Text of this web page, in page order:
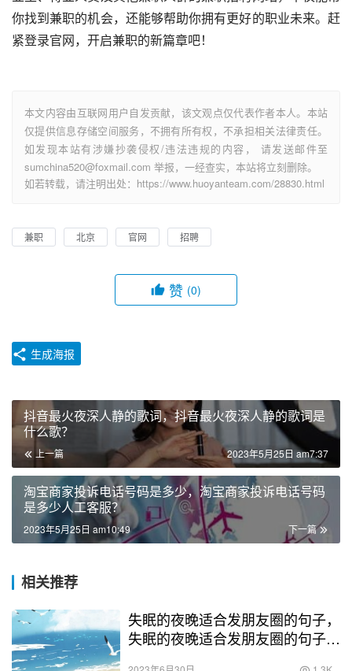
你找到兼职的机会，还能够帮助你拥有更好的职业未来。赶
紧登录官网，开启兼职的新篇章吧！
本文内容由互联网用户自发贡献，该文观点仅代表作者本人。本站
仅提供信息存储空间服务，不拥有所有权，不承担相关法律责任。
如发现本站有涉嫌抄袭侵权/违法违规的内容， 请发送邮件至
sumchina520@foxmail.com 举报，一经查实，本站将立刻删除。
如若转载，请注明出处：https://www.huoyanteam.com/28830.html
兼职 北京 官网 招聘
赞 (0)
生成海报
抖音最火夜深人静的歌词，抖音最火夜深人静的歌词是
什么歌？
上一篇 2023年5月25日 am7:37
淘宝商家投诉电话号码是多少，淘宝商家投诉电话号码
是多少人工客服？
下一篇
2023年5月25日 am10:49
相关推荐
失眠的夜晚适合发朋友圈的句子，
失眠的夜晚适合发朋友圈的句子简